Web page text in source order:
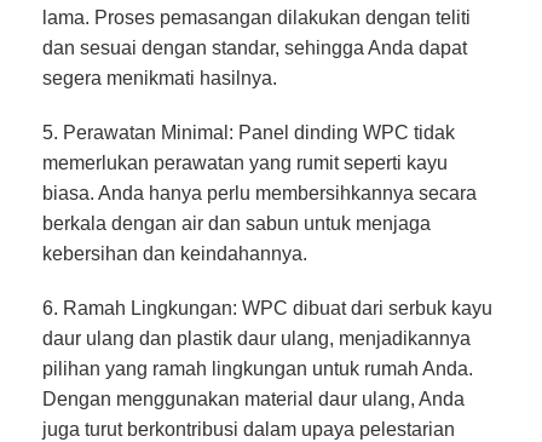
lama. Proses pemasangan dilakukan dengan teliti
dan sesuai dengan standar, sehingga Anda dapat
segera menikmati hasilnya.
5. Perawatan Minimal: Panel dinding WPC tidak
memerlukan perawatan yang rumit seperti kayu
biasa. Anda hanya perlu membersihkannya secara
berkala dengan air dan sabun untuk menjaga
kebersihan dan keindahannya.
6. Ramah Lingkungan: WPC dibuat dari serbuk kayu
daur ulang dan plastik daur ulang, menjadikannya
pilihan yang ramah lingkungan untuk rumah Anda.
Dengan menggunakan material daur ulang, Anda
juga turut berkontribusi dalam upaya pelestarian